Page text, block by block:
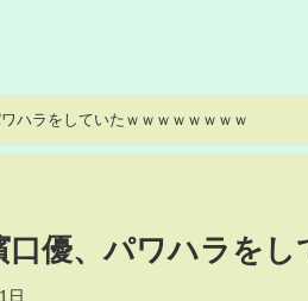
ハラをしていたｗｗｗｗｗｗｗｗ
口優、パワハラを
日